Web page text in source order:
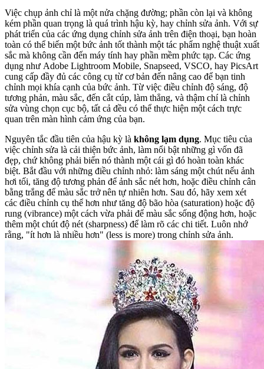
Việc chụp ảnh chỉ là một nửa chặng đường; phần còn lại và không
kém phần quan trọng là quá trình hậu kỳ, hay chỉnh sửa ảnh. Với sự
phát triển của các ứng dụng chỉnh sửa ảnh trên điện thoại, bạn hoàn
toàn có thể biến một bức ảnh tốt thành một tác phẩm nghệ thuật xuất
sắc mà không cần đến máy tính hay phần mềm phức tạp. Các ứng
dụng như Adobe Lightroom Mobile, Snapseed, VSCO, hay PicsArt
cung cấp đầy đủ các công cụ từ cơ bản đến nâng cao để bạn tinh
chỉnh mọi khía cạnh của bức ảnh. Từ việc điều chỉnh độ sáng, độ
tương phản, màu sắc, đến cắt cúp, làm thẳng, và thậm chí là chỉnh
sửa vùng chọn cục bộ, tất cả đều có thể thực hiện một cách trực
quan trên màn hình cảm ứng của bạn.
Nguyên tắc đầu tiên của hậu kỳ là không lạm dụng. Mục tiêu của
việc chỉnh sửa là cải thiện bức ảnh, làm nổi bật những gì vốn đã
đẹp, chứ không phải biến nó thành một cái gì đó hoàn toàn khác
biệt. Bắt đầu với những điều chỉnh nhỏ: làm sáng một chút nếu ảnh
hơi tối, tăng độ tương phản để ảnh sắc nét hơn, hoặc điều chỉnh cân
bằng trắng để màu sắc trở nên tự nhiên hơn. Sau đó, hãy xem xét
các điều chỉnh cụ thể hơn như tăng độ bão hòa (saturation) hoặc độ
rung (vibrance) một cách vừa phải để màu sắc sống động hơn, hoặc
thêm một chút độ nét (sharpness) để làm rõ các chi tiết. Luôn nhớ
rằng, "ít hơn là nhiều hơn" (less is more) trong chỉnh sửa ảnh.